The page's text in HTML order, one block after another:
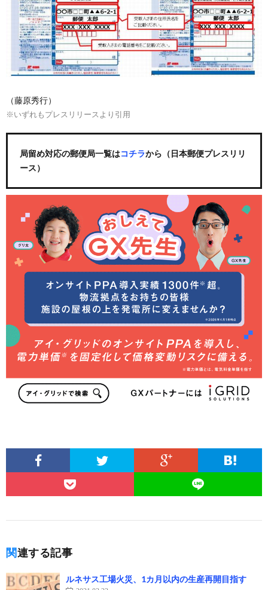
（藤原秀行）
※いずれもプレスリリースより引用
局留め対応の郵便局一覧はコチラから（日本郵便プレスリリ
ース）
関連する記事
ルネサス工場火災、1カ月以内の生産再開目指す